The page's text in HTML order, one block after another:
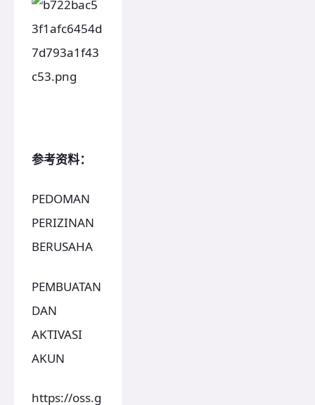
参考资料：
PEDOMAN
PERIZINAN
BERUSAHA
PEMBUATAN
DAN
AKTIVASI
AKUN
https://oss.g